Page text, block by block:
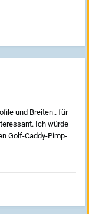
und Breiten.. für
Ich würde
Golf-Caddy-Pimp-